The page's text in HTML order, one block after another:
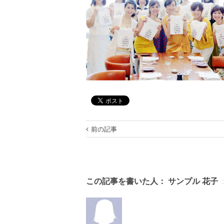
前の記事
この記事を書いた人： サンプル 花子